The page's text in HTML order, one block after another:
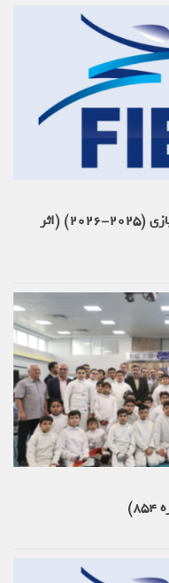
قوانین تکنیکی فدراسیون جهانی شمشیربازی (2025-2026) (اثر